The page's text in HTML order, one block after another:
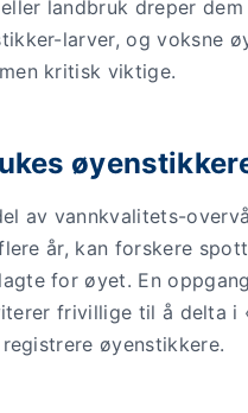
landbruk dreper
larver, og voksne
kritisk viktige.
av vannkvalitets-
år, kan forskere
for øyet. En
frivillige til å delta i
øyenstikkere.